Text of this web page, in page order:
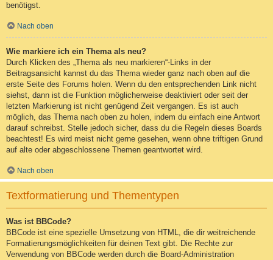
benötigst.
Nach oben
Wie markiere ich ein Thema als neu?
Durch Klicken des „Thema als neu markieren“-Links in der
Beitragsansicht kannst du das Thema wieder ganz nach oben auf die
erste Seite des Forums holen. Wenn du den entsprechenden Link nicht
siehst, dann ist die Funktion möglicherweise deaktiviert oder seit der
letzten Markierung ist nicht genügend Zeit vergangen. Es ist auch
möglich, das Thema nach oben zu holen, indem du einfach eine Antwort
darauf schreibst. Stelle jedoch sicher, dass du die Regeln dieses Boards
beachtest! Es wird meist nicht gerne gesehen, wenn ohne triftigen Grund
auf alte oder abgeschlossene Themen geantwortet wird.
Nach oben
Textformatierung und Thementypen
Was ist BBCode?
BBCode ist eine spezielle Umsetzung von HTML, die dir weitreichende
Formatierungsmöglichkeiten für deinen Text gibt. Die Rechte zur
Verwendung von BBCode werden durch die Board-Administration